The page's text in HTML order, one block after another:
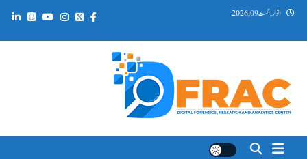
Skip اتوار, اگست 09, 2026
DFRAC_ORG